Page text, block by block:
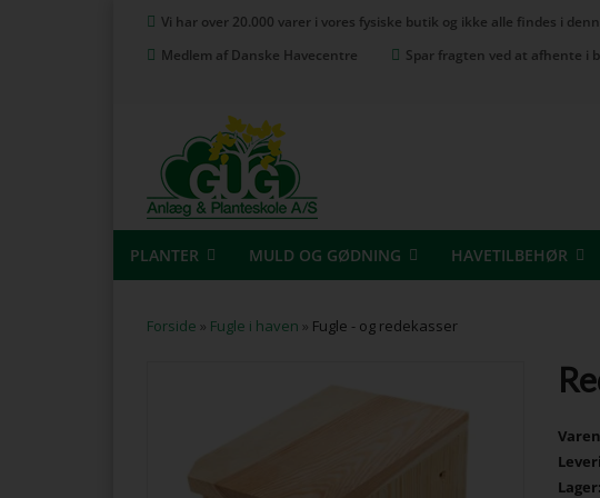
Vi har over 20.000 varer i vores fysiske butik og ikke alle findes i
Medlem af Danske Havecentre
Spar fragten ved at afhente i
PLANTER MULD OG GØDNING HAVETILBEHØR
Forside » Fugle i haven » Fugle - og redekasser
Lager: